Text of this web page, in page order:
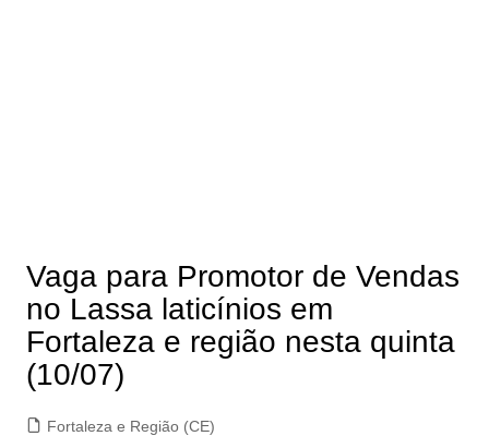
Vaga para Promotor de Vendas
no Lassa laticínios em
Fortaleza e região nesta quinta
(10/07)
Fortaleza e Região (CE)